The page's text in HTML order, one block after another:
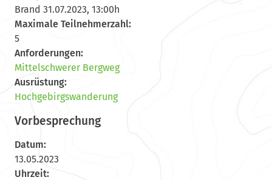
Brand 31.07.2023, 13:00h
Maximale Teilnehmerzahl:
5
Anforderungen:
Mittelschwerer Bergweg
Ausrüstung:
Hochgebirgswanderung
Vorbesprechung
Datum:
13.05.2023
Uhrzeit: